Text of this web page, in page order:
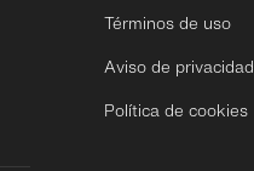
Términos de uso
Aviso de privacidad
Política de cookies